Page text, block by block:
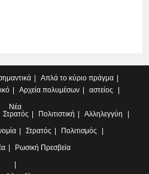
Απλά το κύριο πράγμα
Αρχεία πολυμέσων
αστείος
Νέα
Στρατός Πολιτιστική
Αλληλεγγύη
Στρατός
Πολιτισμός
Ρωσική Πρεσβεία